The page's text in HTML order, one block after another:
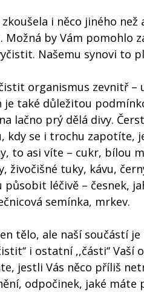
i něco jiného
Možná by Vám pomohlo
Našemu synovi to
organismus zevnitř
také důležitou
lačno prý dělá divy.
kdy se i trochu zapotíte,
to asi víte – cukr, bílou
živočišné tuky, kávu,
léčivě – česnek,
semínka, mrkev.
tělo, ale naší součástí
i ostatní ,,části‘‘
jestli Vás něco příliš
odpočinek, jaké máte